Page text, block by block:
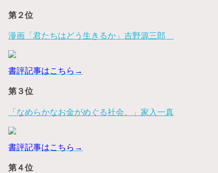
第２位
漫画「君たちはどう生きるか」吉野源三郎
書評記事はこちら→
第３位
「なめらかなお金がめぐる社会。」家入一真
書評記事はこちら→
第４位